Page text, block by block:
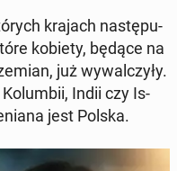
krajach na­stę­pu­
kobiety, będące na
już wy­wal­czy­ły.
Indii czy Is­
jest Polska.